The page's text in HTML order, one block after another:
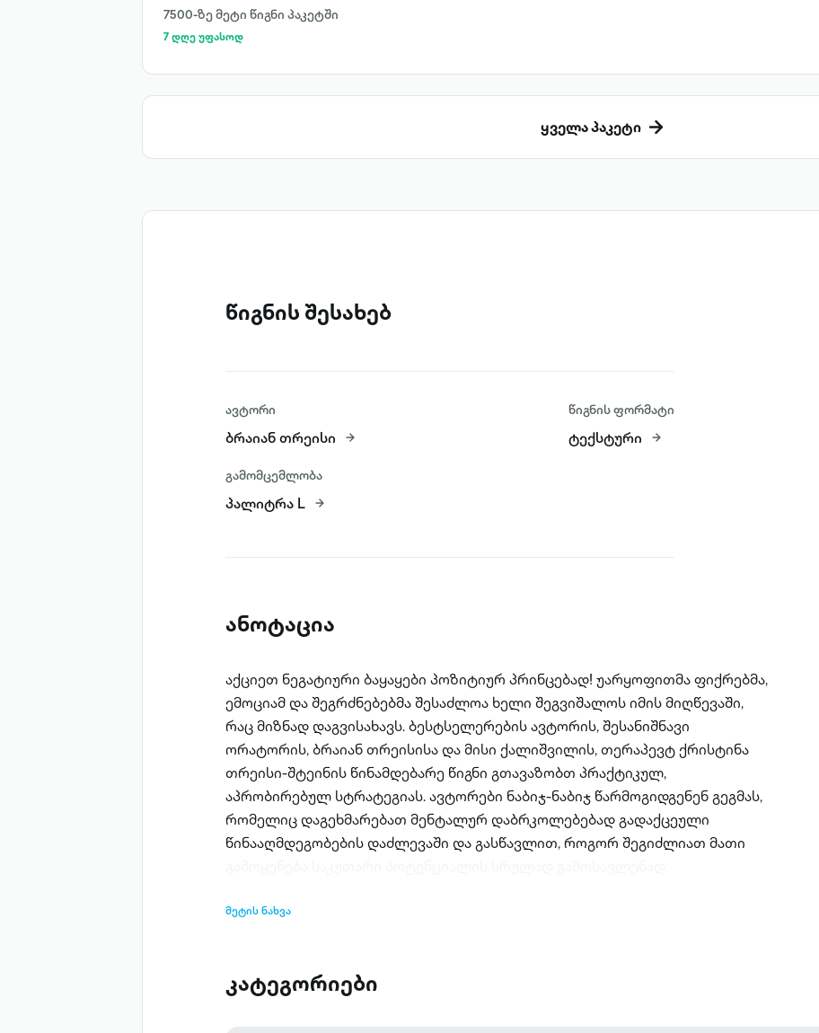
7500-ზე მეტი წიგნი პაკეტში
7 დღე უფასოდ
ყველა პაკეტი
წიგნის შესახებ
ავტორი
ბრაიან თრეისი
გამომცემლობა
პალიტრა L
წიგნის ფორმატი
ტექსტური
ანოტაცია
აქციეთ ნეგატიური ბაყაყები პოზიტიურ პრინცებად! უარყოფითმა ფიქრებმა,
ემოციამ და შეგრძნებებმა შესაძლოა ხელი შეგვიშალოს იმის მიღწევაში,
რაც მიზნად დაგვისახავს. ბესტსელერების ავტორის, შესანიშნავი
ორატორის, ბრაიან თრეისისა და მისი ქალიშვილის, თერაპევტ ქრისტინა
თრეისი-შტეინის წინამდებარე წიგნი გთავაზობთ პრაქტიკულ,
აპრობირებულ სტრატეგიას. ავტორები ნაბიჯ-ნაბიჯ წარმოგიდგენენ გეგმას,
რომელიც დაგეხმარებათ მენტალურ დაბრკოლებებად გადაქცეული
წინააღმდეგობების დაძლევაში და გასწავლით, როგორ შეგიძლიათ მათი
მეტის ნახვა
კატეგორიები